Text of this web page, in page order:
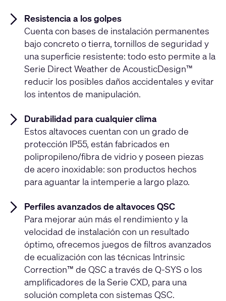
Resistencia a los golpes
Cuenta con bases de instalación permanentes
bajo concreto o tierra, tornillos de seguridad y
una superficie resistente: todo esto permite a la
Serie Direct Weather de AcousticDesign™
reducir los posibles daños accidentales y evitar
los intentos de manipulación.
Durabilidad para cualquier clima
Estos altavoces cuentan con un grado de
protección IP55, están fabricados en
polipropileno/fibra de vidrio y poseen piezas
de acero inoxidable: son productos hechos
para aguantar la intemperie a largo plazo.
Perfiles avanzados de altavoces QSC
Para mejorar aún más el rendimiento y la
velocidad de instalación con un resultado
óptimo, ofrecemos juegos de filtros avanzados
de ecualización con las técnicas Intrinsic
Correction™ de QSC a través de Q-SYS o los
amplificadores de la Serie CXD, para una
solución completa con sistemas QSC.